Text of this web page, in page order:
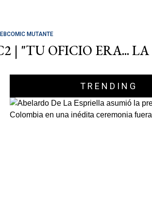
MUTANTE
| "TU OFICIO ERA...
TRENDING